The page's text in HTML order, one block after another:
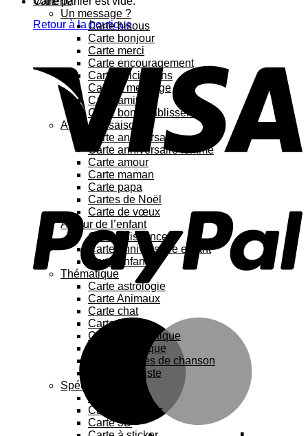
Retour à la boutique
Un message ?
Carte bisous
Carte bonjour
Carte merci
Carte encouragement
Carte félicitations
Carte à message
Carte amitié
Carte bon rétablissement
Au fil des saisons
Carte anniversaire
Carte anniversaire femme
Carte amour
Carte maman
Carte papa
Cartes de Noël
Carte de vœux
Autour de l’enfant
Carte naissance
Carte anniversaire enfant
Carte enfant
Thématique
Carte astrologie
Carte Animaux
Carte chat
Carte Fleurs
Carte humoristique
Carte botanique
Carte Paroles de chanson
Carte féministe
Spécial
Carte Pop up
Cartes à gratter
Carte 3D